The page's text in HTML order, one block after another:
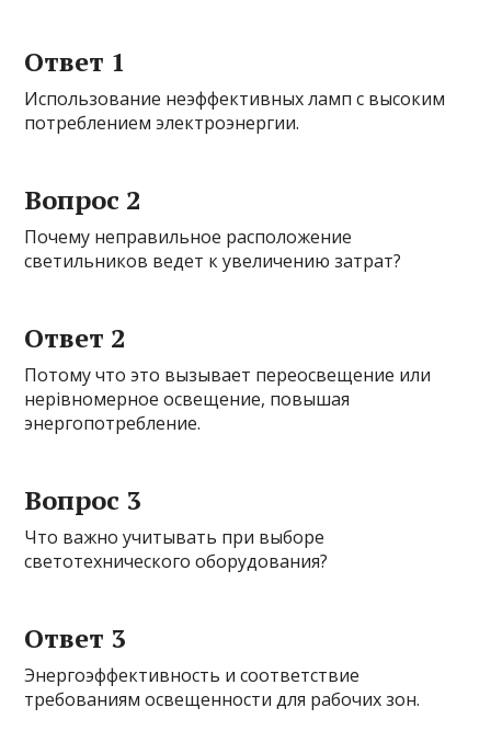
Ответ 1
Использование неэффективных ламп с высоким
потреблением электроэнергии.
Вопрос 2
Почему неправильное расположение
светильников ведет к увеличению затрат?
Ответ 2
Потому что это вызывает переосвещение или
нерівномерное освещение, повышая
энергопотребление.
Вопрос 3
Что важно учитывать при выборе
светотехнического оборудования?
Ответ 3
Энергоэффективность и соответствие
требованиям освещенности для рабочих зон.